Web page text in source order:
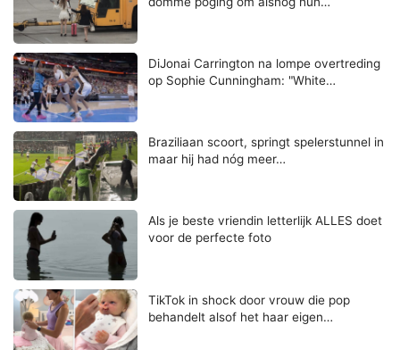
DiJonai Carrington na lompe overtreding
op Sophie Cunningham: "White…
Braziliaan scoort, springt spelerstunnel in
maar hij had nóg meer…
Als je beste vriendin letterlijk ALLES doet
voor de perfecte foto
TikTok in shock door vrouw die pop
behandelt alsof het haar eigen…